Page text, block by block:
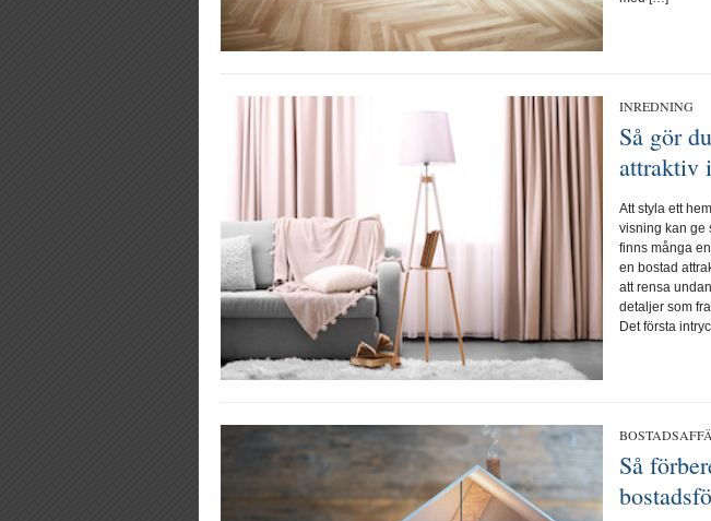
INREDNING
Så gör
attraktiv
Att styla ett
visning kan ge
finns många
en bostad
att rensa
detaljer som
Det första
Så